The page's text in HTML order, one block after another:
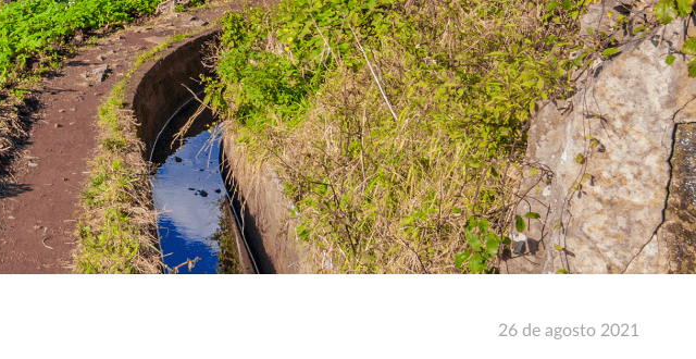
26 de agosto 2021